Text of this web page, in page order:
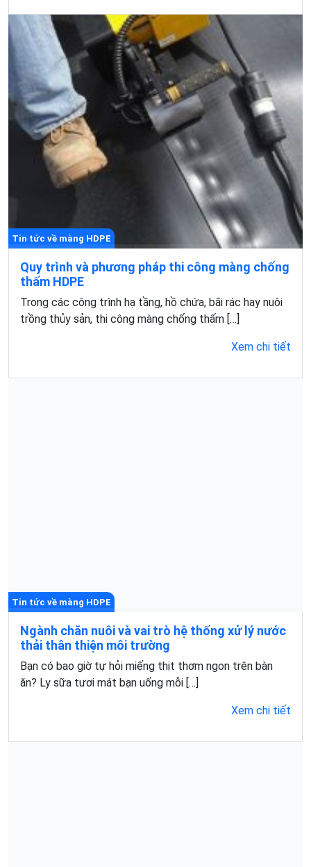
Tin tức về màng HDPE
Quy trình và phương pháp thi công màng chống
thấm HDPE
Trong các công trình hạ tầng, hồ chứa, bãi rác hay nuôi
trồng thủy sản, thi công màng chống thấm […]
Xem chi tiết
Tin tức về màng HDPE
Ngành chăn nuôi và vai trò hệ thống xử lý nước
thải thân thiện môi trường
Bạn có bao giờ tự hỏi miếng thịt thơm ngon trên bàn
ăn? Ly sữa tươi mát bạn uống mỗi […]
Xem chi tiết